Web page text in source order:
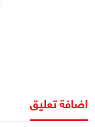
اضافة تعليق